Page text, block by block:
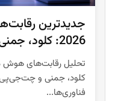
جدیدترین
2026: کلود، جمنی و چت‌جی‌پی
فناوری‌ها...